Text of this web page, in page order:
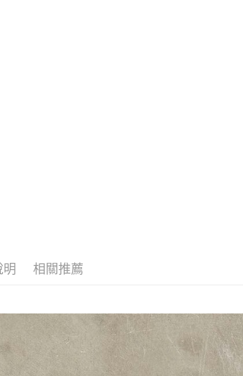
明 相關推薦